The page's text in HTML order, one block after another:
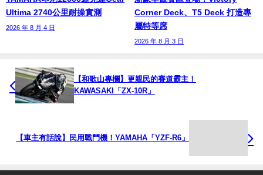
Ultima 2740公里耐操實測
2026 年 8 月 4 日
Corner Deck、T5 Deck 打造專
屬特等席
2026 年 8 月 3 日
【和歌山專欄】更親民的賽道霸主！
KAWASAKI「ZX-10R」
【車主有話說】民用戰鬥機！YAMAHA「YZF-R6」